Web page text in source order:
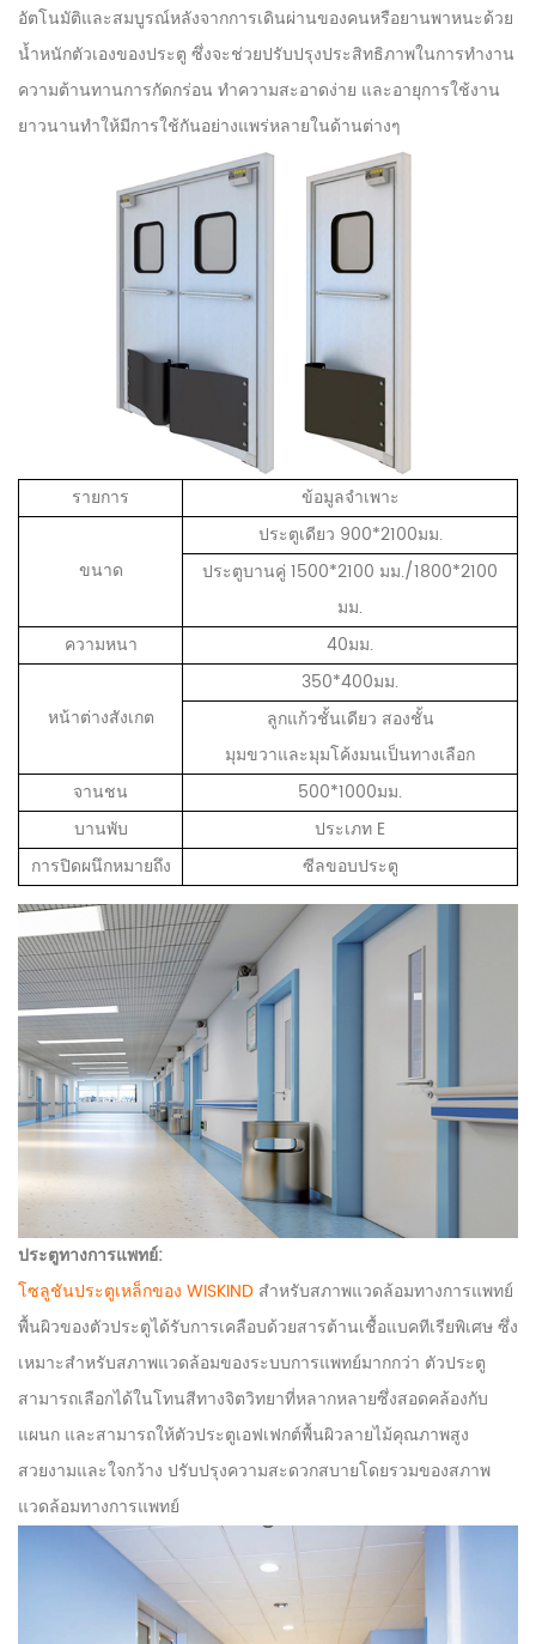
อัตโนมัติและสมบูรณ์หลังจากการเดินผ่านของคนหรือยานพาหนะด้วย
น้ำหนักตัวเองของประตู ซึ่งจะช่วยปรับปรุงประสิทธิภาพในการทำงาน
ความต้านทานการกัดกร่อน ทำความสะอาดง่าย และอายุการใช้งาน
ยาวนานทำให้มีการใช้กันอย่างแพร่หลายในด้านต่างๆ
รายการ ข้อมูลจำเพาะ
ขนาด
ประตูเดียว 900*2100มม.
ประตูบานคู่ 1500*2100 มม./1800*2100
มม.
ความหนา
40มม.
หน้าต่างสังเกต
350*400มม.
ลูกแก้วชั้นเดียว สองชั้น
มุมขวาและมุมโค้งมนเป็นทางเลือก
จานชน
500*1000มม.
บานพับ
ประเภท E
การปิดผนึกหมายถึง
ซีลขอบประตู
ประตูทางการแพทย์:
โซลูชันประตูเหล็กของ WISKIND สำหรับสภาพแวดล้อมทางการแพทย์
พื้นผิวของตัวประตูได้รับการเคลือบด้วยสารต้านเชื้อแบคทีเรียพิเศษ ซึ่ง
เหมาะสำหรับสภาพแวดล้อมของระบบการแพทย์มากกว่า ตัวประตู
สามารถเลือกได้ในโทนสีทางจิตวิทยาที่หลากหลายซึ่งสอดคล้องกับ
แผนก และสามารถให้ตัวประตูเอฟเฟกต์พื้นผิวลายไม้คุณภาพสูง
สวยงามและใจกว้าง ปรับปรุงความสะดวกสบายโดยรวมของสภาพ
แวดล้อมทางการแพทย์